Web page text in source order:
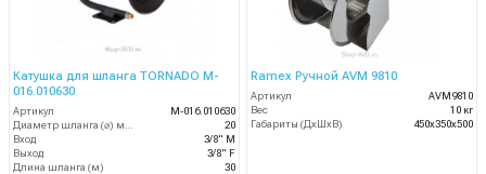
Катушка для шланга TORNADO M-
016.010630
Артикул
M-016.010630
20
Вход
3/8" M
Выход
3/8" F
Длина шланга (м)
30
Ramex Ручной AVM 9810
Артикул
AVM9810
Вес
10 кг
Габариты (ДхШхВ)
450x350x500